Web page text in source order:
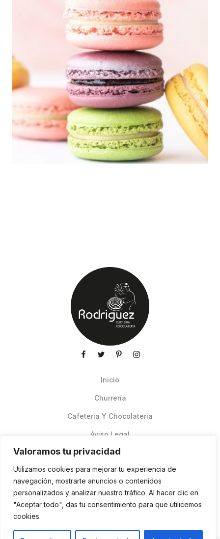
Valoramos tu privacidad
Utilizamos cookies para mejorar tu experiencia de
navegación, mostrarte anuncios o contenidos
personalizados y analizar nuestro tráfico. Al hacer clic en
"Aceptar todo", das tu consentimiento para que utilicemos
cookies.
Inicio
Churrería
Cafeteria Y Chocolateria
Aviso Legal
Pedidos Online Glovo
Contacto